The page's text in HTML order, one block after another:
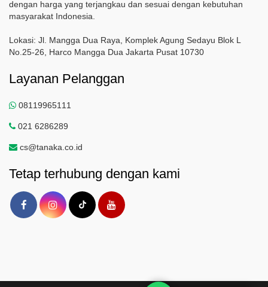
dengan harga yang terjangkau dan sesuai dengan kebutuhan
masyarakat Indonesia.
Lokasi: Jl. Mangga Dua Raya, Komplek Agung Sedayu Blok L
No.25-26, Harco Mangga Dua Jakarta Pusat 10730
Layanan Pelanggan
08119965111
021 6286289
cs@tanaka.co.id
Tetap terhubung dengan kami